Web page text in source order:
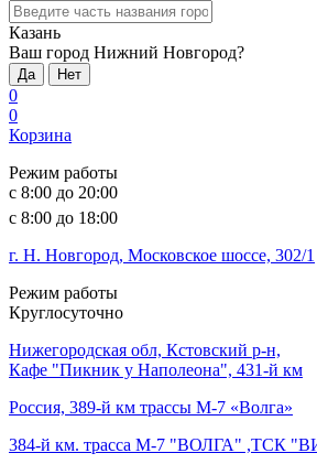
Казань
Ваш город Нижний Новгород?
Да Нет
0
0
Корзина
Режим работы
с 8:00 до 20:00
с 8:00 до 18:00
г. Н. Новгород, Московское шоссе, 302/1
Режим работы
Круглосуточно
Нижегородская обл, Кстовский р-н,
Кафе "Пикник у Наполеона", 431-й км
Россия, 389-й км трассы М-7 «Волга»
384-й км. трасса М-7 "ВОЛГА" ,ТСК